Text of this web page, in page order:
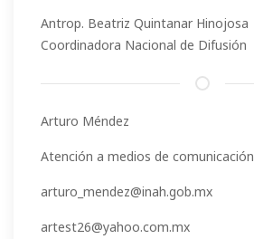
Antrop. Beatriz Quintanar Hinojosa
Coordinadora Nacional de Difusión
Arturo Méndez
Atención a medios de comunicación
arturo_mendez@inah.gob.mx
artest26@yahoo.com.mx